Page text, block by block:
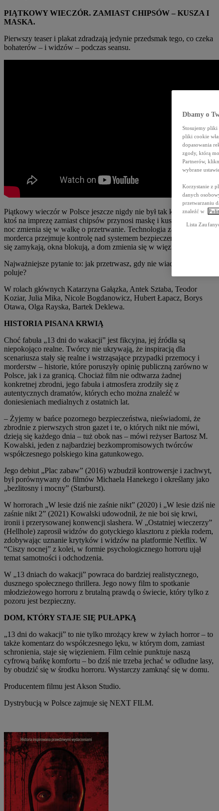
PIĄTKOWY WIECZÓR. ZAMIAST CHIPSÓW – KUSZA I
MASKA.
Pierwszy teaser i plakat zdradzają jedynie przedsmak tego, co czeka
bohaterów – i widzów – podczas seansu.
Piątkowy wieczór w Polsce jeszcze nigdy nie był tak krwawy. Gdy
ktoś na imprezę zamiast chipsów przynosi maskę i kuszę, beztroska
noc zmienia się w walkę o przetrwanie. Technologia zawodzi –
morderca przejmuje kontrolę nad systemem bezpieczeństwa. Drzwi
się zamykają, okna blokują, a dom zmienia się w więzienie.
Najważniejsze pytanie to: jak przetrwasz, gdy nie wiadomo, kto
poluje?
W rolach głównych Katarzyna Gałązka, Antek Sztaba, Teodor
Koziar, Julia Mika, Nicole Bogdanowicz, Hubert Łapacz, Borys
Otawa, Olga Rayska, Bartek Deklewa.
HISTORIA PISANA KRWIĄ
Choć fabuła „13 dni do wakacji” jest fikcyjna, jej źródła są
niepokojąco realne. Twórcy nie ukrywają, że inspiracją dla
scenariusza stały się realne i wstrząsające przypadki przemocy i
morderstw – historie, które poruszyły opinię publiczną zarówno w
Polsce, jak i za granicą. Chociaż film nie odtwarza żadnej
konkretnej zbrodni, jego fabuła i atmosfera zrodziły się z
autentycznych dramatów, których echo można znaleźć w
doniesieniach medialnych z ostatnich lat.
– Żyjemy w bańce pozornego bezpieczeństwa, nieświadomi, że
zbrodnie z pierwszych stron gazet i te, o których nikt nie mówi,
dzieją się każdego dnia – tuż obok nas – mówi reżyser Bartosz M.
Kowalski, jeden z najbardziej bezkompromisowych twórców
współczesnego polskiego kina gatunkowego.
Jego debiut „Plac zabaw” (2016) wzbudził kontrowersje i zachwyt,
był porównywany do filmów Michaela Hanekego i określany jako
„bezlitosny i mocny” (Starburst).
W horrorach „W lesie dziś nie zaśnie nikt” (2020) i „W lesie dziś nie
zaśnie nikt 2” (2021) Kowalski udowodnił, że nie boi się krwi,
ironii i przerysowanej konwencji slashera. W „Ostatniej wieczerzy”
(Hellhole) zaprosił widzów do gotyckiego klasztoru z piekła rodem,
zdobywając uznanie krytyków i widzów na platformie Netflix. W
“Ciszy nocnej” z kolei, w formie psychologicznego horroru ujął
temat samotności i odchodzenia.
W „13 dniach do wakacji” powraca do bardziej realistycznego,
dusznego społecznego thrillera. Jego nowy film to spotkanie
młodzieżowego horroru z brutalną prawdą o świecie, który tylko z
pozoru jest bezpieczny.
DOM, KTÓRY STAJE SIĘ PUŁAPKĄ
„13 dni do wakacji” to nie tylko mrożący krew w żyłach horror – to
także komentarz do współczesnego lęku, w którym dom, zamiast
schronienia, staje się więzieniem. Film celnie punktuje naszą
cyfrową bańkę komfortu – bo dziś nie trzeba jechać w odludne lasy,
by obudzić się w środku horroru. Wystarczy zamknąć się w domu.
Producentem filmu jest Akson Studio.
Dystrybucją w Polsce zajmuje się NEXT FILM.
Dbamy o
Stosujemy pliki
pliki cookie
dopasowania
zgody, którą
Partnerów,
wybrane
Korzystanie z
danych
przetwarzaniu
znaleźć w
Lista